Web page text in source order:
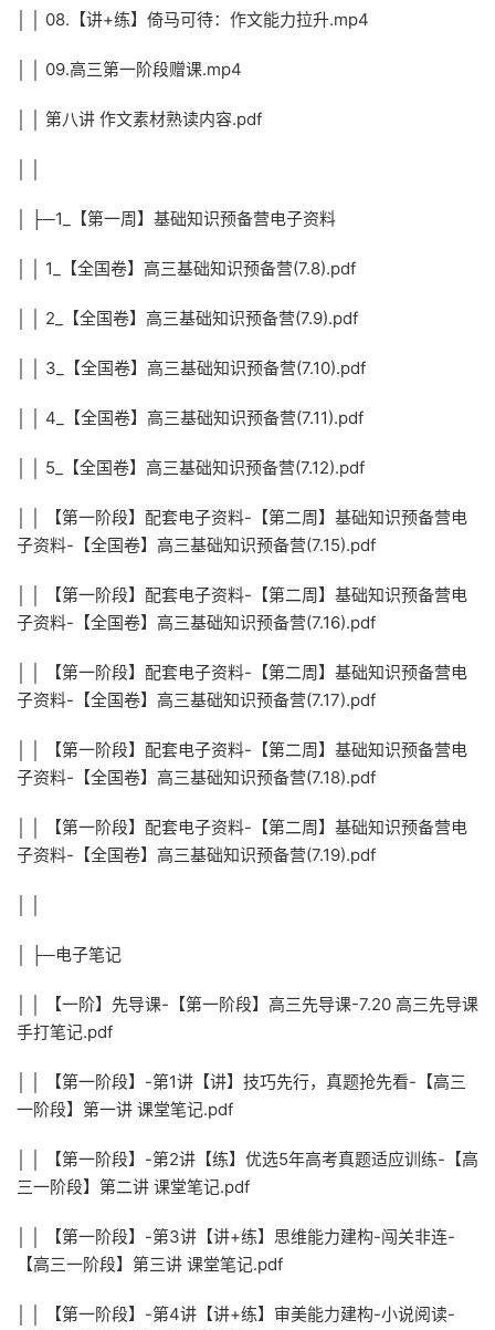
│ │ 08.【讲+练】倚马可待：作文能力拉升.mp4
│ │ 09.高三第一阶段赠课.mp4
│ │ 第八讲 作文素材熟读内容.pdf
│ ├─1_【第一周】基础知识预备营电子资料
│ │ 1_【全国卷】高三基础知识预备营(7.8).pdf
│ │ 2_【全国卷】高三基础知识预备营(7.9).pdf
│ │ 3_【全国卷】高三基础知识预备营(7.10).pdf
│ │ 4_【全国卷】高三基础知识预备营(7.11).pdf
│ │ 5_【全国卷】高三基础知识预备营(7.12).pdf
│ │ 【第一阶段】配套电子资料-【第二周】基础知识预备营电
子资料-【全国卷】高三基础知识预备营(7.15).pdf
│ │ 【第一阶段】配套电子资料-【第二周】基础知识预备营电
子资料-【全国卷】高三基础知识预备营(7.16).pdf
│ │ 【第一阶段】配套电子资料-【第二周】基础知识预备营电
子资料-【全国卷】高三基础知识预备营(7.17).pdf
│ │ 【第一阶段】配套电子资料-【第二周】基础知识预备营电
子资料-【全国卷】高三基础知识预备营(7.18).pdf
│ │ 【第一阶段】配套电子资料-【第二周】基础知识预备营电
子资料-【全国卷】高三基础知识预备营(7.19).pdf
│ ├─电子笔记
│ │ 【一阶】先导课-【第一阶段】高三先导课-7.20 高三先导课
手打笔记.pdf
│ │ 【第一阶段】-第1讲【讲】技巧先行，真题抢先看-【高三
一阶段】第一讲 课堂笔记.pdf
│ │ 【第一阶段】-第2讲【练】优选5年高考真题适应训练-【高
三一阶段】第二讲 课堂笔记.pdf
│ │ 【第一阶段】-第3讲【讲+练】思维能力建构-闯关非连-
【高三一阶段】第三讲 课堂笔记.pdf
│ │ 【第一阶段】-第4讲【讲+练】审美能力建构-小说阅读-